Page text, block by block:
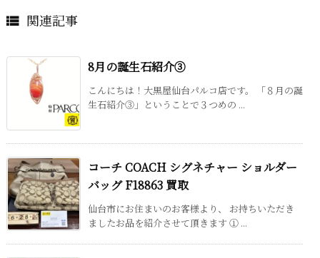
 関連記事
8月の誕生石紹介③
こんにちは！大黒屋仙台パルコ店です。 「８月の誕
生石紹介③」ということで３つめの ...
コーチ COACH シグネチャー ショルダー
バッグ F18863 買取
仙台市にお住まいのお客様より、 お持ちいただき
ましたお品を紹介させて頂きます ① ...